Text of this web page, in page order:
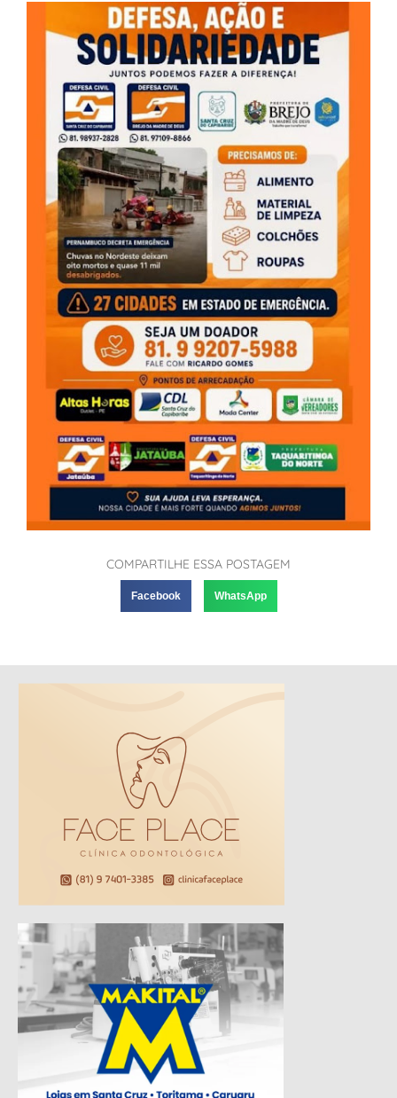
COMPARTILHE ESSA POSTAGEM
Facebook WhatsApp